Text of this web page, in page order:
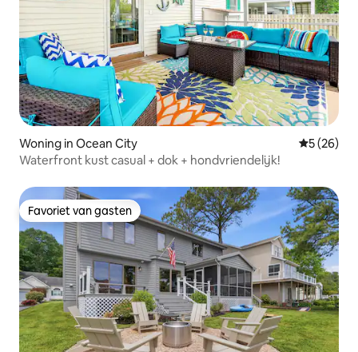
Woning in Ocean City
5 (26)
Waterfront kust casual + dok + hondvriendelijk!
Favoriet van gasten
Favoriet van gasten